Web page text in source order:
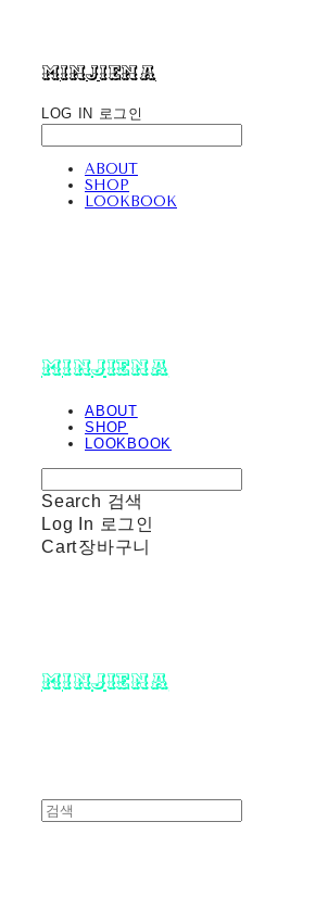
minjiena
LOG IN 로그인
ABOUT
SHOP
LOOKBOOK
minjiena
ABOUT
SHOP
LOOKBOOK
Search 검색
Log In 로그인
Cart장바구니
minjiena